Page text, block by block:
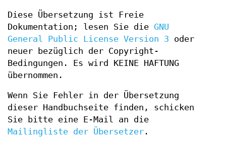
Diese Übersetzung ist Freie
Dokumentation; lesen Sie die GNU
General Public License Version 3 oder
neuer bezüglich der Copyright-
Bedingungen. Es wird KEINE HAFTUNG
übernommen.
Wenn Sie Fehler in der Übersetzung
dieser Handbuchseite finden, schicken
Sie bitte eine E-Mail an die
Mailingliste der Übersetzer .